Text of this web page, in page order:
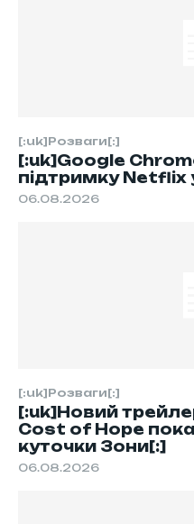
[:uk]Розваги[:]
[:uk]Google
підтримку Netflix
06.08.2026
[:uk]Розваги[:]
[:uk]Новий
Cost of Hope
куточки Зони[:]
06.08.2026